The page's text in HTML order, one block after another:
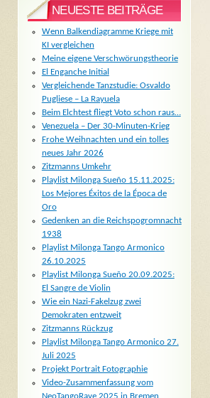
NEUESTE BEITRÄGE
Wenn Balkendiagramme Kriege mit
KI vergleichen
Meine eigene Verschwörungstheorie
El Enganche Initial
Vergleichende Tanzstudie: Osvaldo
Pugliese – La Rayuela
Beim Elchtest fliegt Voto schon raus…
Venezuela – Der 30-Minuten-Krieg
Frohe Weihnachten und ein tolles
neues Jahr 2026
Zitzmanns Umkehr
Playlist Milonga Sueño 15.11.2025:
Los Mejores Éxitos de la Época de
Oro
Gedenken an die Reichspogromnacht
1938
Playlist Milonga Tango Armonico
26.10.2025
Playlist Milonga Sueño 20.09.2025:
El Sangre de Violin
Wie ein Nazi-Fakelzug zwei
Demokraten entzweit
Zitzmanns Rückzug
Playlist Milonga Tango Armonico 27.
Juli 2025
Projekt Portrait Fotographie
Video-Zusammenfassung vom